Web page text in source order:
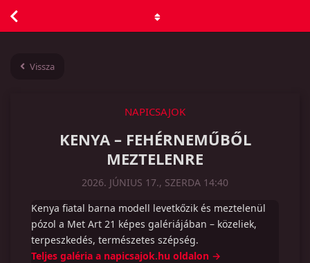
Vissza
NAPICSAJOK
KENYA – FEHÉRNEMŰBŐL
MEZTELENRE
2026. JÚNIUS 17., SZERDA 14:40
Kenya fiatal barna modell levetkőzik és meztelenül
pózol a Met Art 21 képes galériájában – közeliek,
terpeszkedés, természetes szépség.
Teljes galéria a napicsajok.hu oldalon →